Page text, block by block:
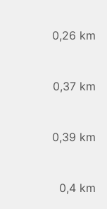
0,26 km
0,37 km
0,39 km
0,4 km